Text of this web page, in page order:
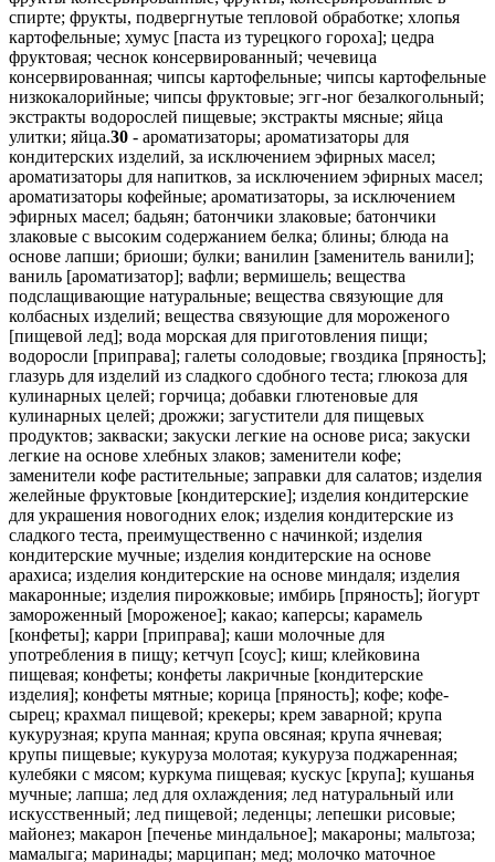
спирте; фрукты, подвергнутые тепловой обработке; хлопья
картофельные; хумус [паста из турецкого гороха]; цедра
фруктовая; чеснок консервированный; чечевица
консервированная; чипсы картофельные; чипсы картофельные
низкокалорийные; чипсы фруктовые; эгг-ног безалкогольный;
экстракты водорослей пищевые; экстракты мясные; яйца
улитки; яйца.30 - ароматизаторы; ароматизаторы для
кондитерских изделий, за исключением эфирных масел;
ароматизаторы для напитков, за исключением эфирных масел;
ароматизаторы кофейные; ароматизаторы, за исключением
эфирных масел; бадьян; батончики злаковые; батончики
злаковые с высоким содержанием белка; блины; блюда на
основе лапши; бриоши; булки; ванилин [заменитель ванили];
ваниль [ароматизатор]; вафли; вермишель; вещества
подслащивающие натуральные; вещества связующие для
колбасных изделий; вещества связующие для мороженого
[пищевой лед]; вода морская для приготовления пищи;
водоросли [приправа]; галеты солодовые; гвоздика [пряность];
глазурь для изделий из сладкого сдобного теста; глюкоза для
кулинарных целей; горчица; добавки глютеновые для
кулинарных целей; дрожжи; загустители для пищевых
продуктов; закваски; закуски легкие на основе риса; закуски
легкие на основе хлебных злаков; заменители кофе;
заменители кофе растительные; заправки для салатов; изделия
желейные фруктовые [кондитерские]; изделия кондитерские
для украшения новогодних елок; изделия кондитерские из
сладкого теста, преимущественно с начинкой; изделия
кондитерские мучные; изделия кондитерские на основе
арахиса; изделия кондитерские на основе миндаля; изделия
макаронные; изделия пирожковые; имбирь [пряность]; йогурт
замороженный [мороженое]; какао; каперсы; карамель
[конфеты]; карри [приправа]; каши молочные для
употребления в пищу; кетчуп [соус]; киш; клейковина
пищевая; конфеты; конфеты лакричные [кондитерские
изделия]; конфеты мятные; корица [пряность]; кофе; кофе-
сырец; крахмал пищевой; крекеры; крем заварной; крупа
кукурузная; крупа манная; крупа овсяная; крупа ячневая;
крупы пищевые; кукуруза молотая; кукуруза поджаренная;
кулебяки с мясом; куркума пищевая; кускус [крупа]; кушанья
мучные; лапша; лед для охлаждения; лед натуральный или
искусственный; лед пищевой; леденцы; лепешки рисовые;
майонез; макарон [печенье миндальное]; макароны; мальтоза;
мамалыга; маринады; марципан; мед; молочко маточное